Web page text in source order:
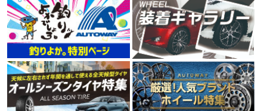
世界三大タイヤメーカーの一社GOODYEAR（グッドイヤ
ー）。 1898年に米国で創業して以来、120年以上にわた
ってタイヤを製造しています。 ユーザーニーズを満たす
高品質な製品の生産、環境や人々の未来を考えた技術
で、 今もなお、進化を続けるタイヤメーカーです。
総合評価：112件 4.66
CONTINENTAL
コンチネンタル